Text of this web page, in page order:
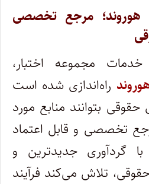
هوروند؛ مرجع تخصصی
مجموعه اختبار،
راه‌اندازی شده است
حقوقی بتوانند منابع مورد
تخصصی و قابل اعتماد
گردآوری جدیدترین و
تلاش می‌کند فرآیند